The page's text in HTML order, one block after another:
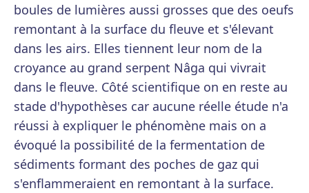
boules de lumières aussi grosses que des oeufs
remontant à la surface du fleuve et s'élevant
dans les airs. Elles tiennent leur nom de la
croyance au grand serpent Nâga qui vivrait
dans le fleuve. Côté scientifique on en reste au
stade d'hypothèses car aucune réelle étude n'a
réussi à expliquer le phénomène mais on a
évoqué la possibilité de la fermentation de
sédiments formant des poches de gaz qui
s'enflammeraient en remontant à la surface.